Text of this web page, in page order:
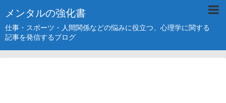
メンタルの強化書
仕事・スポーツ・人間関係などの悩みに役立つ、心理学に関する
記事を発信するブログ